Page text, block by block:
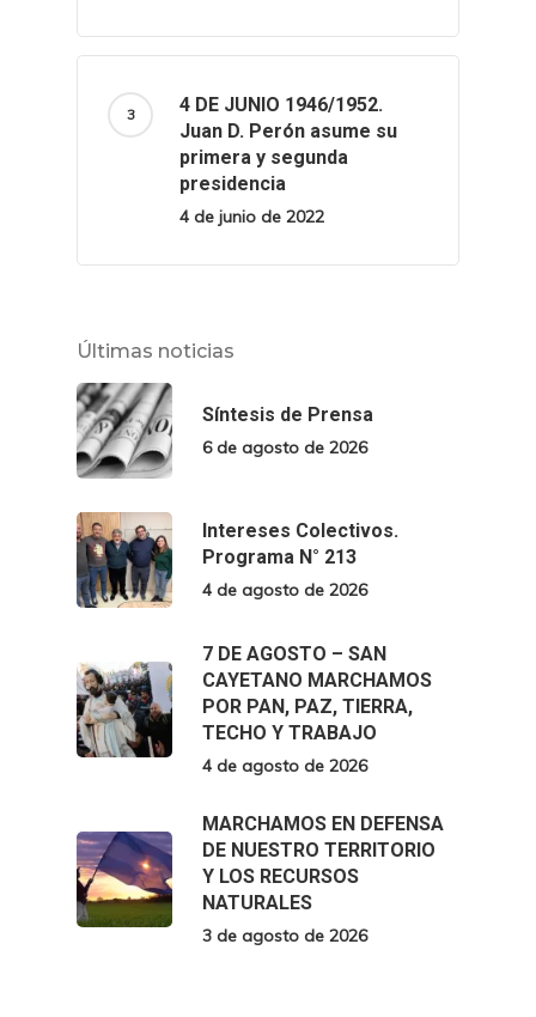
4 DE JUNIO 1946/1952.
Juan D. Perón asume su
primera y segunda
presidencia
4 de junio de 2022
Últimas noticias
Síntesis de Prensa
6 de agosto de 2026
Intereses Colectivos.
Programa N° 213
4 de agosto de 2026
7 DE AGOSTO – SAN
CAYETANO MARCHAMOS
POR PAN, PAZ, TIERRA,
TECHO Y TRABAJO
4 de agosto de 2026
MARCHAMOS EN DEFENSA
DE NUESTRO TERRITORIO
Y LOS RECURSOS
NATURALES
3 de agosto de 2026